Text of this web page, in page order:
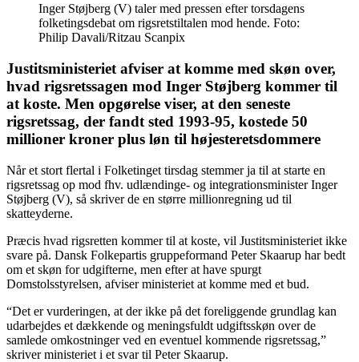
Inger Støjberg (V) taler med pressen efter torsdagens
folketingsdebat om rigsretstiltalen mod hende. Foto:
Philip Davali/Ritzau Scanpix
Justitsministeriet afviser at komme med skøn over,
hvad rigsretssagen mod Inger Støjberg kommer til
at koste. Men opgørelse viser, at den seneste
rigsretssag, der fandt sted 1993-95, kostede 50
millioner kroner plus løn til højesteretsdommere
Når et stort flertal i Folketinget tirsdag stemmer ja til at starte en
rigsretssag op mod fhv. udlændinge- og integrationsminister Inger
Støjberg (V), så skriver de en større millionregning ud til
skatteyderne.
Præcis hvad rigsretten kommer til at koste, vil Justitsministeriet ikke
svare på. Dansk Folkepartis gruppeformand Peter Skaarup har bedt
om et skøn for udgifterne, men efter at have spurgt
Domstolsstyrelsen, afviser ministeriet at komme med et bud.
“Det er vurderingen, at der ikke på det foreliggende grundlag kan
udarbejdes et dækkende og meningsfuldt udgiftsskøn over de
samlede omkostninger ved en eventuel kommende rigsretssag,”
skriver ministeriet i et svar til Peter Skaarup.